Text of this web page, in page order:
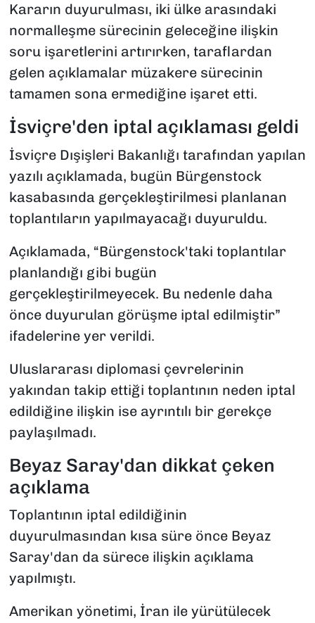
Kararın duyurulması, iki ülke arasındaki
normalleşme sürecinin geleceğine ilişkin
soru işaretlerini artırırken, taraflardan
gelen açıklamalar müzakere sürecinin
tamamen sona ermediğine işaret etti.
İsviçre'den iptal açıklaması geldi
İsviçre Dışişleri Bakanlığı tarafından yapılan
yazılı açıklamada, bugün Bürgenstock
kasabasında gerçekleştirilmesi planlanan
toplantıların yapılmayacağı duyuruldu.
Açıklamada, “Bürgenstock'taki toplantılar
planlandığı gibi bugün
gerçekleştirilmeyecek. Bu nedenle daha
önce duyurulan görüşme iptal edilmiştir”
ifadelerine yer verildi.
Uluslararası diplomasi çevrelerinin
yakından takip ettiği toplantının neden iptal
edildiğine ilişkin ise ayrıntılı bir gerekçe
paylaşılmadı.
Beyaz Saray'dan dikkat çeken
açıklama
Toplantının iptal edildiğinin
duyurulmasından kısa süre önce Beyaz
Saray'dan da sürece ilişkin açıklama
yapılmıştı.
Amerikan yönetimi, İran ile yürütülecek